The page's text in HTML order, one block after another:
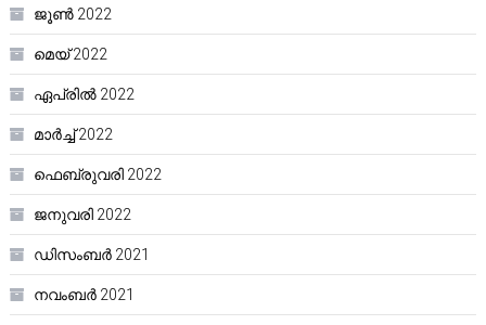
ജൂൺ 2022
മെയ്‌ 2022
ഏപ്രിൽ 2022
മാർച്ച്‌ 2022
ഫെബ്രുവരി 2022
ജനുവരി 2022
ഡിസംബർ 2021
നവംബർ 2021